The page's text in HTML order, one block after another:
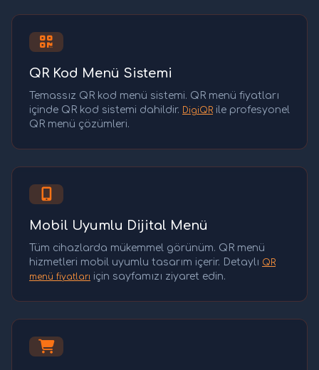
QR Kod Menü Sistemi
Temassız QR kod menü sistemi. QR menü fiyatları
içinde QR kod sistemi dahildir. DigiQR ile profesyonel
QR menü çözümleri.
Mobil Uyumlu Dijital Menü
Tüm cihazlarda mükemmel görünüm. QR menü
hizmetleri mobil uyumlu tasarım içerir. Detaylı QR
menü fiyatları için sayfamızı ziyaret edin.